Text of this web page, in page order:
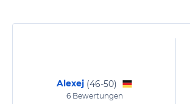
Alexej (46-50)
6Bewertungen